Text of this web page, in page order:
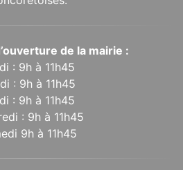
de la mairie :
: 9h à 11h45
: 9h à 11h45
: 9h à 11h45
: 9h à 11h45
9h à 11h45